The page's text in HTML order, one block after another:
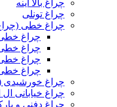
چراغ بالا آینه
چراغ تونلی
چراغ خطی (چراغ
چراغ خطی
چراغ خطی
چراغ خطی
چراغ خطی
چراغ خورشیدی
چراغ خیابانی
چراغ دفنی و